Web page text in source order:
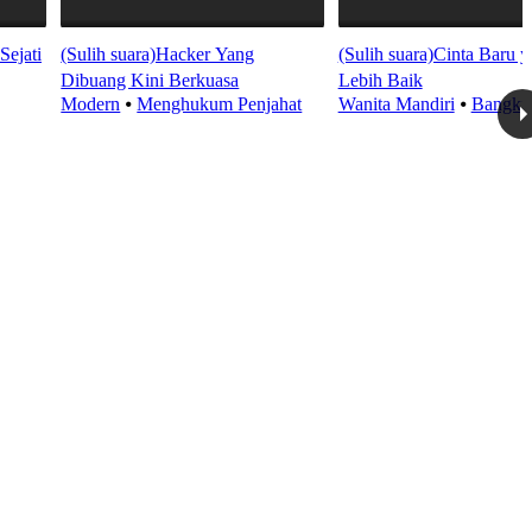
(Sulih suara)Hacker Yang
Dibuang Kini Berkuasa
Modern ⦁Menghukum Penjahat
(Sulih suara)Cinta Baru
Lebih Baik
Wanita Mandiri ⦁